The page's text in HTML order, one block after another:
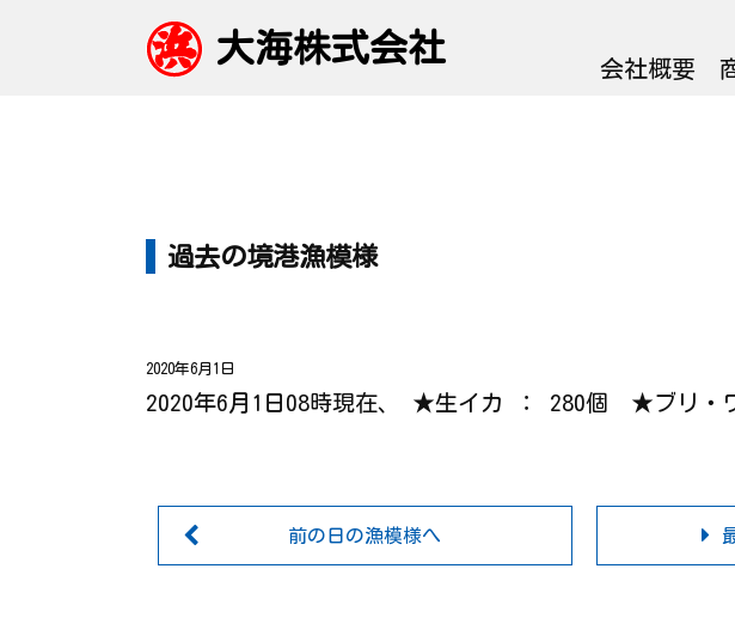
大海株式会社
会社概要
過去の境港漁模様
2020年6月1日
2020年6月1日08時現在、 ★生イカ ： 280個 ★ブリ
前の日の漁模様へ